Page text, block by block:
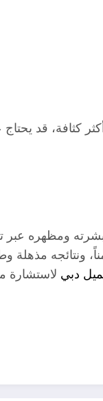
ومظهره عبر
ونتائجه
دبي لاستشارة